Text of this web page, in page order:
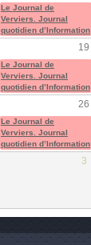
Le Journal de
Verviers. Journal
quotidien d’Information
19
Le Journal de
Verviers. Journal
quotidien d’Information
26
Le Journal de
Verviers. Journal
quotidien d’Information
3